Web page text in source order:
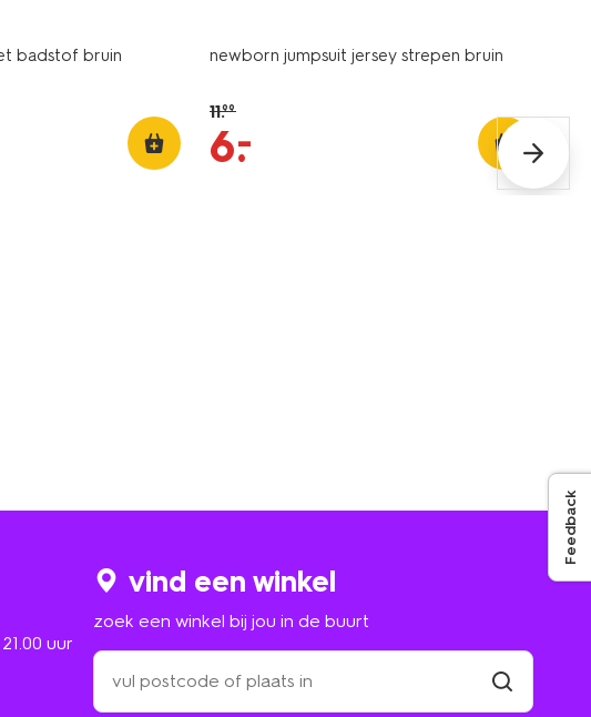
badstof bruin newborn jumpsuit jersey strepen bruin
11.99
6.
–
uur
vind een winkel
zoek een winkel bij jou in de buurt
zoek
een
winkel
Feedback